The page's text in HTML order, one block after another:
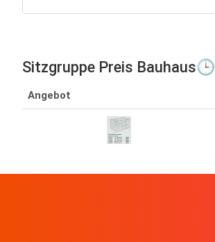
Sitzgruppe Preis Bauhaus🕒
Angebot